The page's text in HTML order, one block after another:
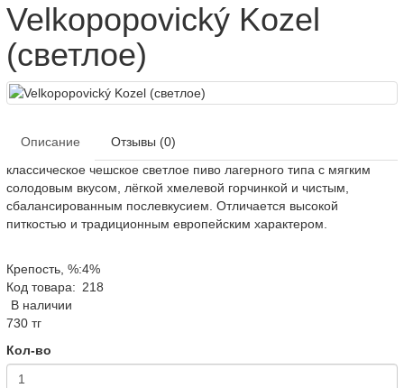
Velkopopovický Kozel
(светлое)
Описание
Отзывы (0)
классическое чешское светлое пиво лагерного типа с мягким
солодовым вкусом, лёгкой хмелевой горчинкой и чистым,
сбалансированным послевкусием. Отличается высокой
питкостью и традиционным европейским характером.
Крепость, %:4%
Код товара: 218
В наличии
730 тг
Кол-во